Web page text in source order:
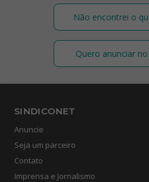
Não encontrei o
Quero anunciar
SINDICONET
Anuncie
Seja um parceiro
Contato
Imprensa e Jornalismo